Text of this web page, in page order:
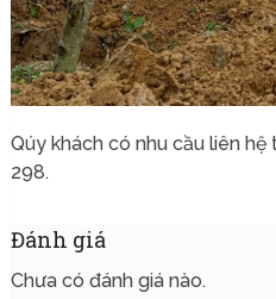
Qúy khách có nhu cầu liên
298.
Đánh giá
Chưa có đánh giá nào.